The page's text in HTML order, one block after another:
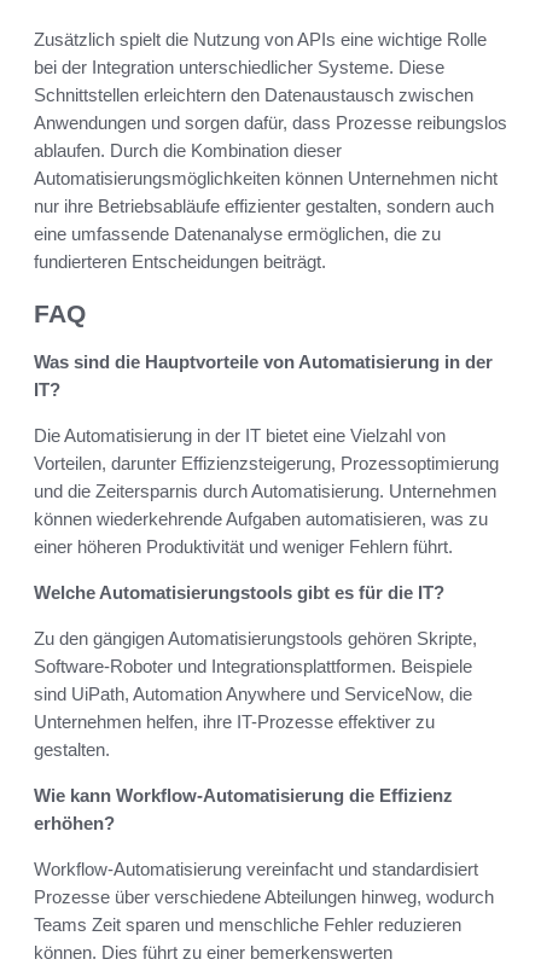
Zusätzlich spielt die Nutzung von APIs eine wichtige Rolle
bei der Integration unterschiedlicher Systeme. Diese
Schnittstellen erleichtern den Datenaustausch zwischen
Anwendungen und sorgen dafür, dass Prozesse reibungslos
ablaufen. Durch die Kombination dieser
Automatisierungsmöglichkeiten können Unternehmen nicht
nur ihre Betriebsabläufe effizienter gestalten, sondern auch
eine umfassende Datenanalyse ermöglichen, die zu
fundierteren Entscheidungen beiträgt.
FAQ
Was sind die Hauptvorteile von Automatisierung in der
IT?
Die Automatisierung in der IT bietet eine Vielzahl von
Vorteilen, darunter Effizienzsteigerung, Prozessoptimierung
und die Zeitersparnis durch Automatisierung. Unternehmen
können wiederkehrende Aufgaben automatisieren, was zu
einer höheren Produktivität und weniger Fehlern führt.
Welche Automatisierungstools gibt es für die IT?
Zu den gängigen Automatisierungstools gehören Skripte,
Software-Roboter und Integrationsplattformen. Beispiele
sind UiPath, Automation Anywhere und ServiceNow, die
Unternehmen helfen, ihre IT-Prozesse effektiver zu
gestalten.
Wie kann Workflow-Automatisierung die Effizienz
erhöhen?
Workflow-Automatisierung vereinfacht und standardisiert
Prozesse über verschiedene Abteilungen hinweg, wodurch
Teams Zeit sparen und menschliche Fehler reduzieren
können. Dies führt zu einer bemerkenswerten